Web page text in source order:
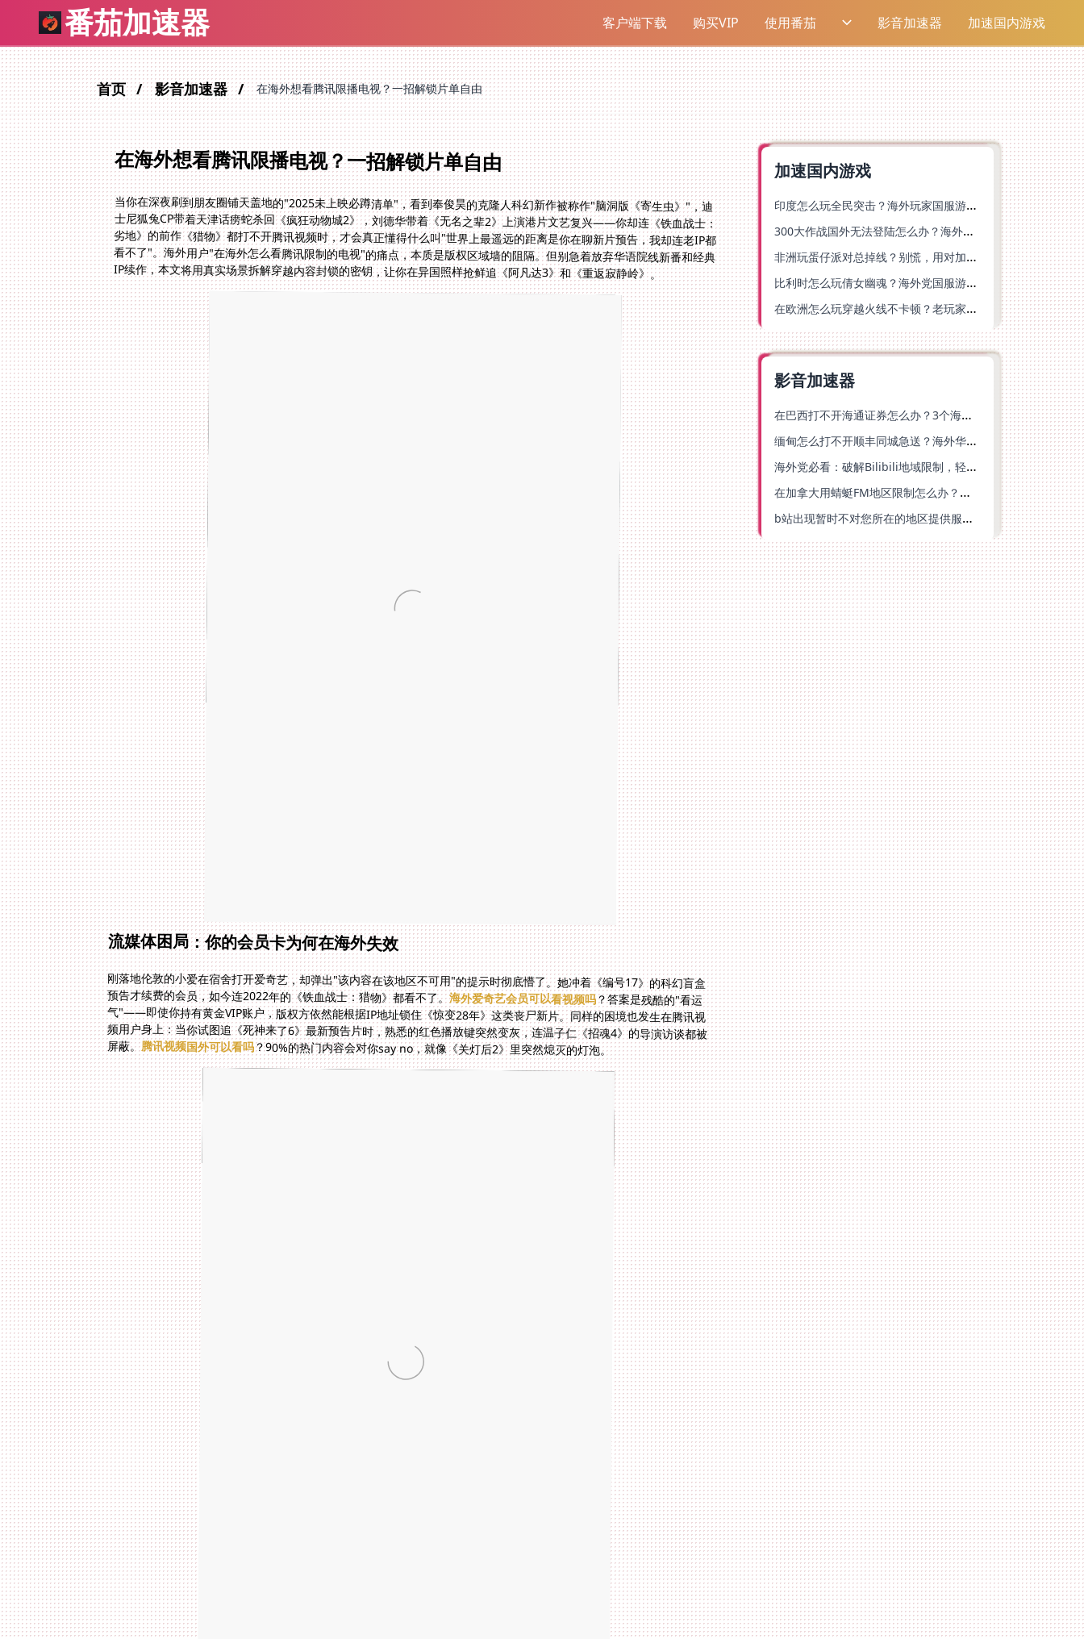
番茄加速器 客户端下载 购买VIP 使用番茄 影音加速器 加速国内游戏
首页 影音加速器 在海外想看腾讯限播电视？一招解锁片单自由
在海外想看腾讯限播电视？一招解锁片单自由
当你在深夜刷到朋友圈铺天盖地的"2025未上映必蹲清单"，看到奉俊昊的克隆人科幻新作被称作"脑洞版《寄生虫》"，迪
士尼狐兔CP带着天津话痨蛇杀回《疯狂动物城2》，刘德华带着《无名之辈2》上演港片文艺复兴——你却连《铁血战士：
劣地》的前作《猎物》都打不开腾讯视频时，才会真正懂得什么叫"世界上最遥远的距离是你在聊新片预告，我却连老IP都
看不了"。海外用户"在海外怎么看腾讯限制的电视"的痛点，本质是版权区域墙的阻隔。但别急着放弃华语院线新番和经典
IP续作，本文将用真实场景拆解穿越内容封锁的密钥，让你在异国照样抢鲜追《阿凡达3》和《重返寂静岭》。
流媒体困局：你的会员卡为何在海外失效
刚落地伦敦的小爱在宿舍打开爱奇艺，却弹出"该内容在该地区不可用"的提示时彻底懵了。她冲着《编号17》的科幻盲盒
预告才续费的会员，如今连2022年的《铁血战士：猎物》都看不了。海外爱奇艺会员可以看视频吗？答案是残酷的"看运
气"——即使你持有黄金VIP账户，版权方依然能根据IP地址锁住《惊变28年》这类丧尸新片。同样的困境也发生在腾讯视
频用户身上：当你试图追《死神来了6》最新预告片时，熟悉的红色播放键突然变灰，连温子仁《招魂4》的导演访谈都被
屏蔽。腾讯视频国外可以看吗？90%的热门内容会对你say no，就像《关灯后2》里突然熄灭的灯泡。
加速国内游戏
印度怎么玩全民突击？海外玩家国服游戏加速器终极指南（附原神延迟优化+精灵之境加速器选择）
300大作战国外无法登陆怎么办？海外玩家国服畅玩终极指南（附实测推荐）
非洲玩蛋仔派对总掉线？别慌，用对加速器就能丝滑开跑！
比利时怎么玩倩女幽魂？海外党国服游戏加速避坑指南（附实测推荐）
在欧洲怎么玩穿越火线不卡顿？老玩家亲测有效的加速器选择指南
影音加速器
在巴西打不开海通证券怎么办？3个海外生活痛点的统一解决方案
缅甸怎么打不开顺丰同城急送？海外华人必备的回国加速指南（附B站会员游戏解决方案）
海外党必看：破解Bilibili地域限制，轻松追剧听歌还能流畅理财的实用指南
在加拿大用蜻蜓FM地区限制怎么办？海外党亲测有效的回国加速方案
b站出现暂时不对您所在的地区提供服务怎么回事？海外党亲测有效的回国加速方案